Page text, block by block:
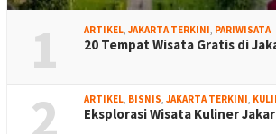
1 ARTIKEL JAKARTA TERKINI PARIWISATA
20 Tempat Wisata Gratis di
2 ARTIKEL BISNIS JAKARTA TERKINI
Eksplorasi Wisata Kuliner